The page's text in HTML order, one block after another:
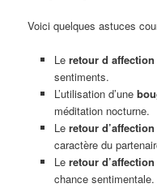
Voici quelques astuces
Le retour d affection
sentiments.
L’utilisation d’une
méditation nocturne.
Le retour
caractère du
Le retour
chance sentimentale.